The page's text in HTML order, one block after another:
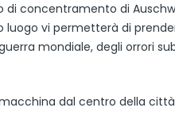
di concentramento di
vi permetterà di
mondiale, degli orrori
dal centro della